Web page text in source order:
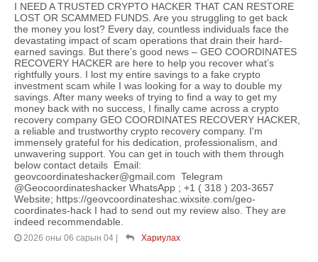
I NEED A TRUSTED CRYPTO HACKER THAT CAN RESTORE
LOST OR SCAMMED FUNDS. Are you struggling to get back
the money you lost? Every day, countless individuals face the
devastating impact of scam operations that drain their hard-
earned savings. But there’s good news – GEO COORDINATES
RECOVERY HACKER are here to help you recover what’s
rightfully yours. I lost my entire savings to a fake crypto
investment scam while I was looking for a way to double my
savings. After many weeks of trying to find a way to get my
money back with no success, I finally came across a crypto
recovery company GEO COORDINATES RECOVERY HACKER,
a reliable and trustworthy crypto recovery company. I'm
immensely grateful for his dedication, professionalism, and
unwavering support. You can get in touch with them through
below contact details Email:
geovcoordinateshacker@gmail.com Telegram
@Geocoordinateshacker WhatsApp ; +1 ( 318 ) 203-3657
Website; https://geovcoordinateshac.wixsite.com/geo-
coordinates-hack I had to send out my review also. They are
indeed recommendable.
2026 оны 06 сарын 04 Хариулах